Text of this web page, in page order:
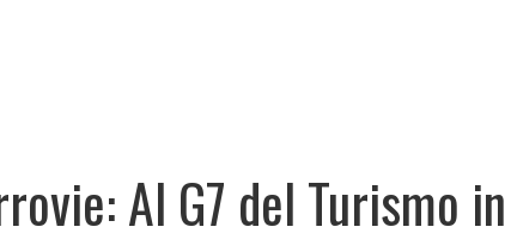
Al G7 del Turismo in